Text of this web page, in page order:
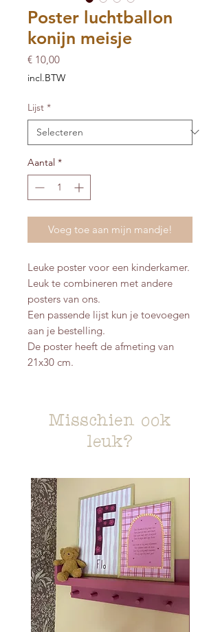
Poster luchtballon
konijn meisje
€ 10,00Prijs
incl.BTW
Lijst *
Aantal *
Voeg toe aan mijn mandje!
Leuke poster voor een kinderkamer.
Leuk te combineren met andere
posters van ons.
Een passende lijst kun je toevoegen
aan je bestelling.
De poster heeft de afmeting van
21x30 cm.
Misschien ook
leuk?